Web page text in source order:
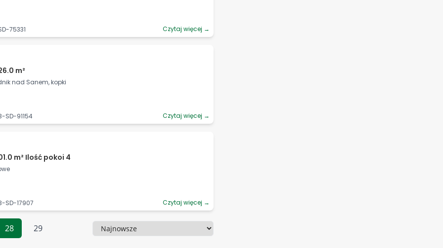
75331 Czytaj więcej →
m²
nad Sanem, kopki
SD-91154 Czytaj więcej →
m² Ilość pokoi 4
SD-17907 Czytaj więcej →
28 29 Sortowanie